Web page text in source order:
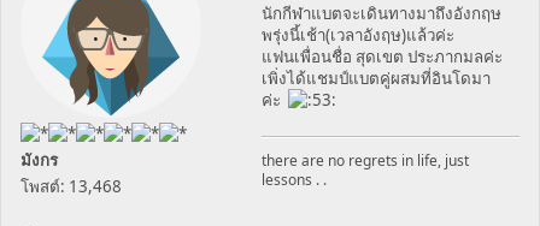
มังกร
โพสต์: 13,468
นักกีฬาแบตจะเดินทางมาถึงอังกฤษ
พรุ่งนี้เช้า(เวลาอังฤษ)แล้วค่ะ
แฟนเพื่อนชื่อ สุดเขต ประภากมลค่ะ
เพิ่งได้แชมป์แบตคู่ผสมที่อินโดมา
ค่ะ
there are no regrets in life, just
lessons . .